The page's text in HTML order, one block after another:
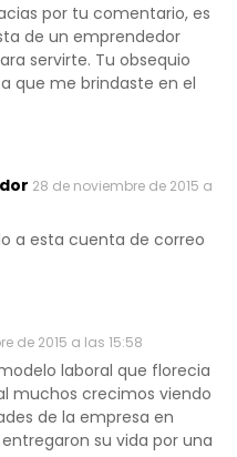
por tu comentario, es
de un emprendedor
servirte. Tu obsequio
que me brindaste en el
28 de noviembre de 2015 a
a esta cuenta de correo
de 2015 a las 15:58
laboral que florecia
muchos crecimos viendo
de la empresa en
su vida por una